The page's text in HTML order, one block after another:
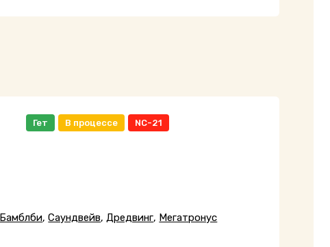
Гет В процессе NC-21
Бамблби,Саундвейв,Дредвинг, Мегатронус